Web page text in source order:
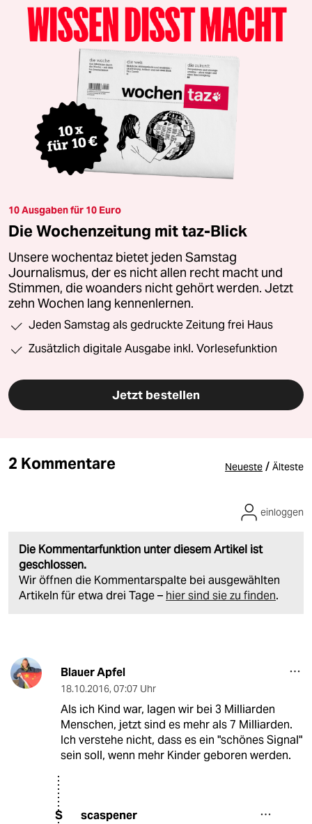
10 Ausgaben für 10 Euro
Die Wochenzeitung mit taz-Blick
Unsere wochentaz bietet jeden Samstag
Journalismus, der es nicht allen recht macht und
Stimmen, die woanders nicht gehört werden. Jetzt
zehn Wochen lang kennenlernen.
Jeden Samstag als gedruckte Zeitung frei Haus
Zusätzlich digitale Ausgabe inkl. Vorlesefunktion
Jetzt bestellen
2 Kommentare Neueste / Älteste
Die Kommentarfunktion unter diesem Artikel ist
geschlossen.
Wir öffnen die Kommentarspalte bei ausgewählten
Artikeln für etwa drei Tage – hier sind sie zu finden.
einloggen
Blauer Apfel
18.10.2016, 07:07 Uhr
Als ich Kind war, lagen wir bei 3 Milliarden
Menschen, jetzt sind es mehr als 7 Milliarden.
Ich verstehe nicht, dass es ein "schönes Signal"
sein soll, wenn mehr Kinder geboren werden.
S scaspener